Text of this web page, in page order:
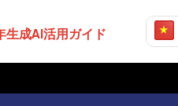
生成AI活用ガイド